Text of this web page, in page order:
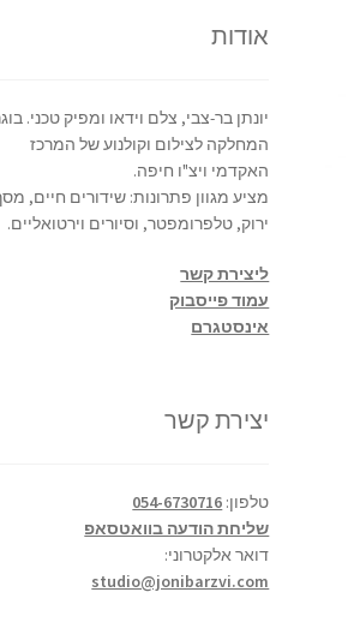
אודות
יונתן בר-צבי, צלם וידאו ומפיק טכני.
המחלקה לצילום וקולנוע של המרכז
האקדמי ויצ"ו חיפה.
מציע מגוון פתרונות: שידורים חיים,
ירוק, טלפרומפטר, וסיורים וירטואליים.
ליצירת קשר
עמוד פייסבוק
אינסטגרם
יצירת קשר
טלפון: 054-6730716
שליחת הודעה בוואטסאפ
דואר אלקטרוני:
studio@jonibarzvi.com